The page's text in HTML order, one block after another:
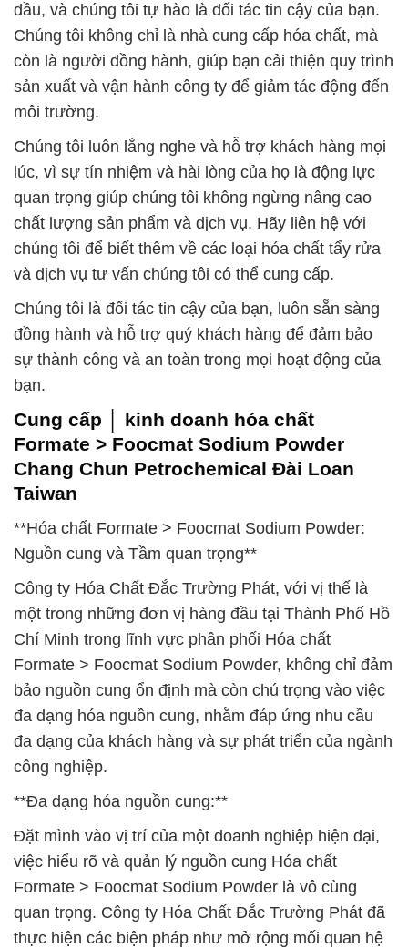
đầu, và chúng tôi tự hào là đối tác tin cậy của bạn.
Chúng tôi không chỉ là nhà cung cấp hóa chất, mà
còn là người đồng hành, giúp bạn cải thiện quy trình
sản xuất và vận hành công ty để giảm tác động đến
môi trường.
Chúng tôi luôn lắng nghe và hỗ trợ khách hàng mọi
lúc, vì sự tín nhiệm và hài lòng của họ là động lực
quan trọng giúp chúng tôi không ngừng nâng cao
chất lượng sản phẩm và dịch vụ. Hãy liên hệ với
chúng tôi để biết thêm về các loại hóa chất tẩy rửa
và dịch vụ tư vấn chúng tôi có thể cung cấp.
Chúng tôi là đối tác tin cậy của bạn, luôn sẵn sàng
đồng hành và hỗ trợ quý khách hàng để đảm bảo
sự thành công và an toàn trong mọi hoạt động của
bạn.
Cung cấp │ kinh doanh hóa chất
Formate > Foocmat Sodium Powder
Chang Chun Petrochemical Đài Loan
Taiwan
**Hóa chất Formate > Foocmat Sodium Powder:
Nguồn cung và Tầm quan trọng**
Công ty Hóa Chất Đắc Trường Phát, với vị thế là
một trong những đơn vị hàng đầu tại Thành Phố Hồ
Chí Minh trong lĩnh vực phân phối Hóa chất
Formate > Foocmat Sodium Powder, không chỉ đảm
bảo nguồn cung ổn định mà còn chú trọng vào việc
đa dạng hóa nguồn cung, nhằm đáp ứng nhu cầu
đa dạng của khách hàng và sự phát triển của ngành
công nghiệp.
**Đa dạng hóa nguồn cung:**
Đặt mình vào vị trí của một doanh nghiệp hiện đại,
việc hiểu rõ và quản lý nguồn cung Hóa chất
Formate > Foocmat Sodium Powder là vô cùng
quan trọng. Công ty Hóa Chất Đắc Trường Phát đã
thực hiện các biện pháp như mở rộng mối quan hệ